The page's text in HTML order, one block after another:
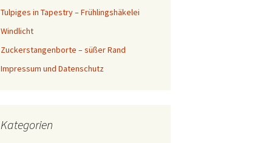
Tulpiges in Tapestry – Frühlingshäkelei
Windlicht
Zuckerstangenborte – süßer Rand
Impressum und Datenschutz
Kategorien